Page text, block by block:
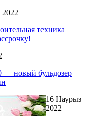
техника
— новый бульдозер
16 Наурыз
2022